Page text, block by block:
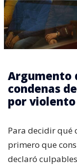
Argumento
condenas
por
Para decidir qué
primero que
declaró